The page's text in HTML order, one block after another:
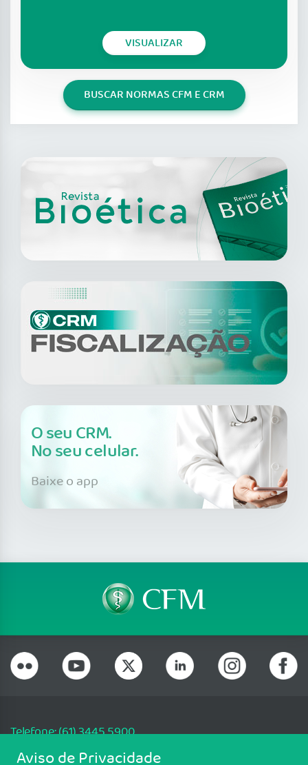
VISUALIZAR
BUSCAR NORMAS CFM E CRM
O seu CRM.
No seu celular.
Baixe o app
Telefone: (61) 3445 5900
Email: cfm@portalmedico.org.br
Aviso de Privacidade